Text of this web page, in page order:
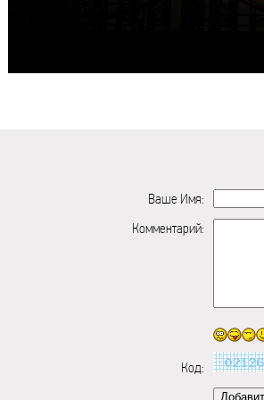
Ваше Имя:
Комментарий:
Код: